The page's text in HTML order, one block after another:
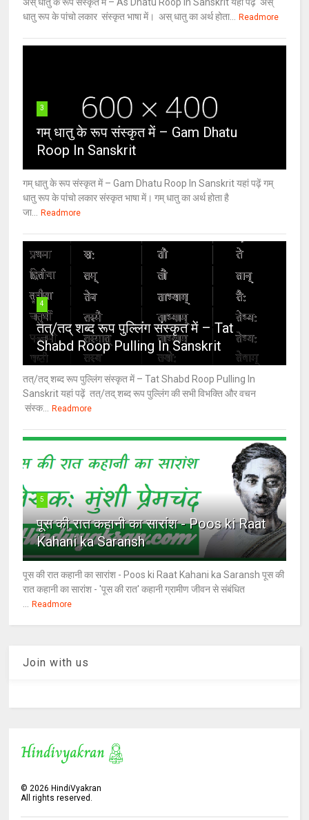
अस् धातु के रूप संस्कृत में – As Dhatu Roop In Sanskrit यहां पढ़ें अस्
धातु रूप के पांचो लकार संस्कृत भाषा में। अस् धातु का अर्थ होता... Readmore
3
गम् धातु के रूप संस्कृत में – Gam Dhatu
Roop In Sanskrit
गम् धातु के रूप संस्कृत में – Gam Dhatu Roop In Sanskrit यहां पढ़ें गम्
धातु रूप के पांचो लकार संस्कृत भाषा में। गम् धातु का अर्थ होता है
जा... Readmore
4
तत्/तद् शब्द रूप पुल्लिंग संस्कृत में – Tat
Shabd Roop Pulling In Sanskrit
तत्/तद् शब्द रूप पुल्लिंग संस्कृत में – Tat Shabd Roop Pulling In
Sanskrit यहां पढ़ें तत्/तद् शब्द रूप पुल्लिंग की सभी विभक्ति और वचन
संस्क... Readmore
5
पूस की रात कहानी का सारांश - Poos ki Raat
Kahani ka Saransh
पूस की रात कहानी का सारांश - Poos ki Raat Kahani ka Saransh पूस की
रात कहानी का सारांश - 'पूस की रात' कहानी ग्रामीण जीवन से संबंधित
... Readmore
Join with us
©2026 HindiVyakran
All rights reserved.